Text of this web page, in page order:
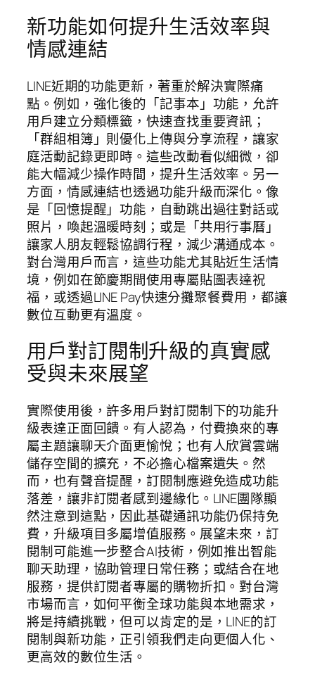
新功能如何提升生活效率與
情感連結
LINE近期的功能更新，著重於解決實際痛
點。例如，強化後的「記事本」功能，允許
用戶建立分類標籤，快速查找重要資訊；
「群組相簿」則優化上傳與分享流程，讓家
庭活動記錄更即時。這些改動看似細微，卻
能大幅減少操作時間，提升生活效率。另一
方面，情感連結也透過功能升級而深化。像
是「回憶提醒」功能，自動跳出過往對話或
照片，喚起溫暖時刻；或是「共用行事曆」
讓家人朋友輕鬆協調行程，減少溝通成本。
對台灣用戶而言，這些功能尤其貼近生活情
境，例如在節慶期間使用專屬貼圖表達祝
福，或透過LINE Pay快速分攤聚餐費用，都讓
數位互動更有溫度。
用戶對訂閱制升級的真實感
受與未來展望
實際使用後，許多用戶對訂閱制下的功能升
級表達正面回饋。有人認為，付費換來的專
屬主題讓聊天介面更愉悅；也有人欣賞雲端
儲存空間的擴充，不必擔心檔案遺失。然
而，也有聲音提醒，訂閱制應避免造成功能
落差，讓非訂閱者感到邊緣化。LINE團隊顯
然注意到這點，因此基礎通訊功能仍保持免
費，升級項目多屬增值服務。展望未來，訂
閱制可能進一步整合AI技術，例如推出智能
聊天助理，協助管理日常任務；或結合在地
服務，提供訂閱者專屬的購物折扣。對台灣
市場而言，如何平衡全球功能與本地需求，
將是持續挑戰，但可以肯定的是，LINE的訂
閱制與新功能，正引領我們走向更個人化、
更高效的數位生活。